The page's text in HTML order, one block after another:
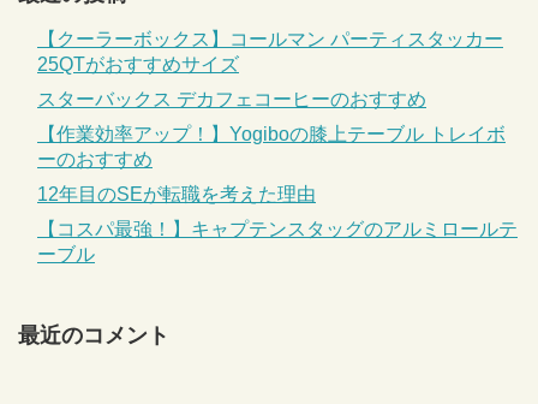
【クーラーボックス】コールマン パーティスタッカー
25QTがおすすめサイズ
スターバックス デカフェコーヒーのおすすめ
【作業効率アップ！】Yogiboの膝上テーブル トレイボ
ーのおすすめ
12年目のSEが転職を考えた理由
【コスパ最強！】キャプテンスタッグのアルミロールテ
ーブル
最近のコメント